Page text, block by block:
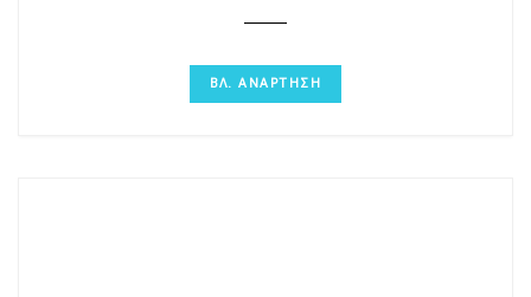
ΒΛ. ΑΝΑΡΤΗΣΗ